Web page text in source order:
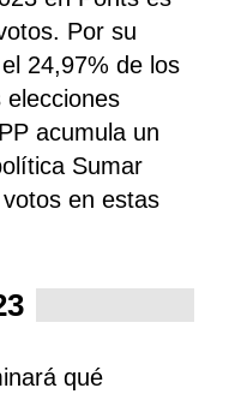
Por su
24,97% de los
acumula un
Sumar
en estas
qué